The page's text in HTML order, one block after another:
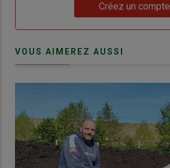
Créez un compte
VOUS AIMEREZ AUSSI